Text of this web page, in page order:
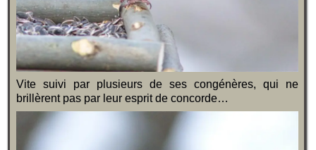
Vite suivi par plusieurs de ses congénères, qui ne
brillèrent pas par leur esprit de concorde…